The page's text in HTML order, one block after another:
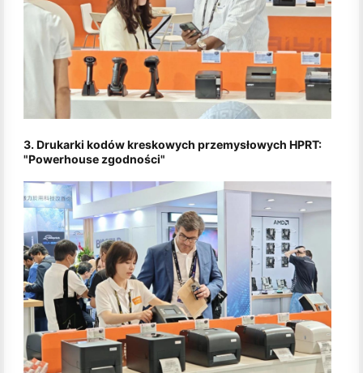
3. Drukarki kodów kreskowych przemysłowych HPRT:
"Powerhouse zgodności"